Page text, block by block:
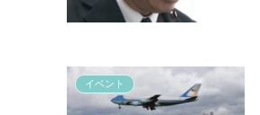
イベント